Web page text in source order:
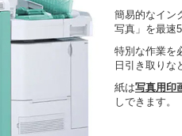
簡易的なイン
写真」を最速
特別な作業を
日引き取りな
紙は写真用印
しできます。